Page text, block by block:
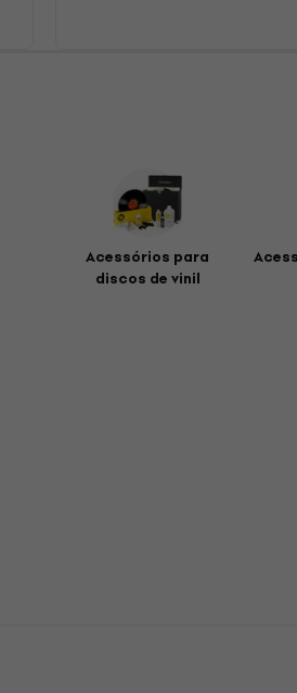
Acessórios para
discos de vinil